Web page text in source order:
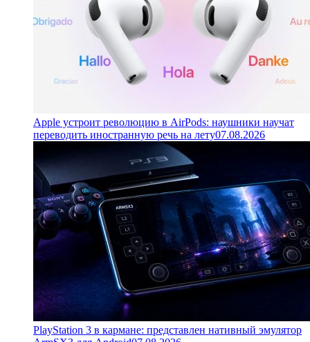
Apple устроит революцию в AirPods: наушники научат
переводить иностранную речь на лету07.08.2026
PlayStation 3 в кармане: представлен нативный эмулятор